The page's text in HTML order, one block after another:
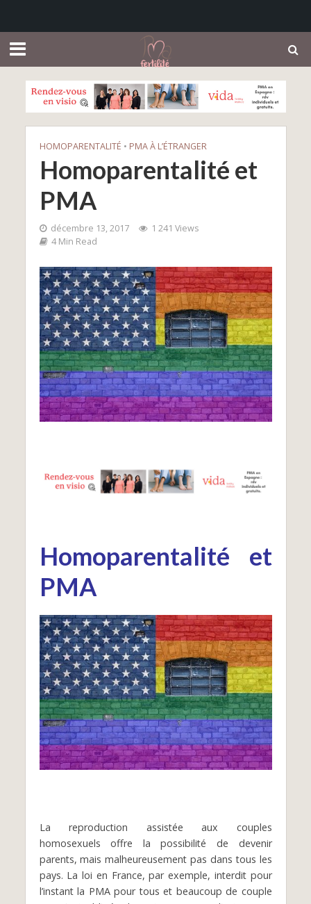
HOMOPARENTALITÉ • PMA À L’ÉTRANGER
Homoparentalité et
PMA
décembre 13, 2017
1 241 Views
4 Min Read
Homoparentalité et
PMA
La reproduction assistée aux couples
homosexuels offre la possibilité de devenir
parents, mais malheureusement pas dans tous les
pays. La loi en France, par exemple, interdit pour
l’instant la PMA pour tous et beaucoup de couple